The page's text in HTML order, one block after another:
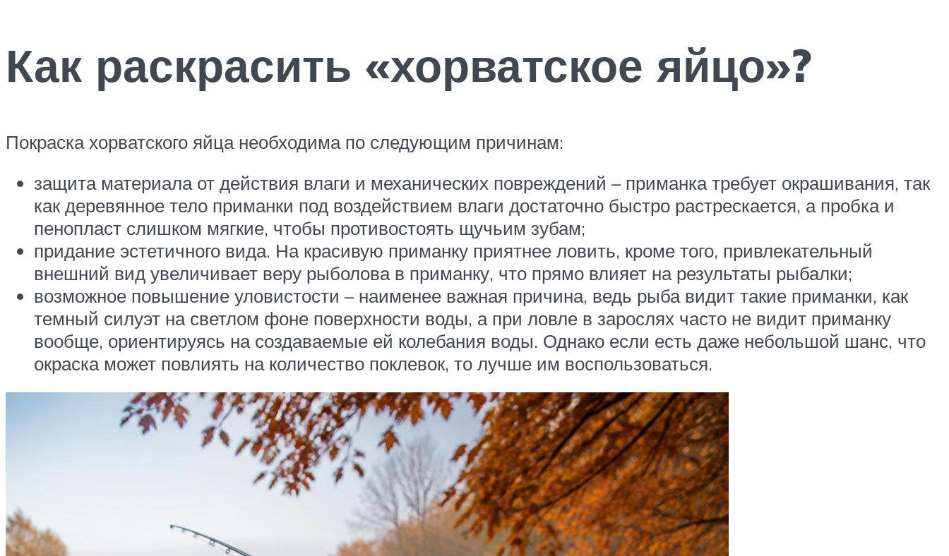
Как раскрасить «хорватское яйцо»?
Покраска хорватского яйца необходима по следующим причинам:
защита материала от действия влаги и механических повреждений – приманка требует окрашивания, так
как деревянное тело приманки под воздействием влаги достаточно быстро растрескается, а пробка и
пенопласт слишком мягкие, чтобы противостоять щучьим зубам;
придание эстетичного вида. На красивую приманку приятнее ловить, кроме того, привлекательный
внешний вид увеличивает веру рыболова в приманку, что прямо влияет на результаты рыбалки;
возможное повышение уловистости – наименее важная причина, ведь рыба видит такие приманки, как
темный силуэт на светлом фоне поверхности воды, а при ловле в зарослях часто не видит приманку
вообще, ориентируясь на создаваемые ей колебания воды. Однако если есть даже небольшой шанс, что
окраска может повлиять на количество поклевок, то лучше им воспользоваться.